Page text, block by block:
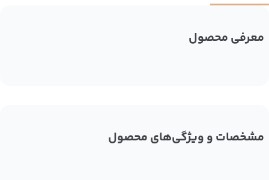
معرفی محصول
مشخصات و ویژگی‌های محصول